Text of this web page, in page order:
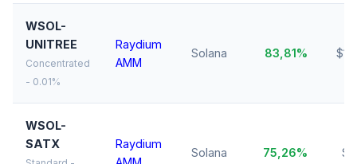
WSOL-
UNITREE
Concentrated
- 0.01%
Raydium
AMM
Solana 83,81%
WSOL-
SATX
Raydium
Solana 75,26%